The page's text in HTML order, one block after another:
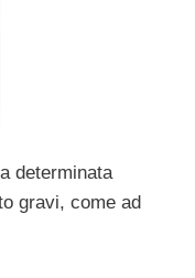
determinata
gravi, come ad